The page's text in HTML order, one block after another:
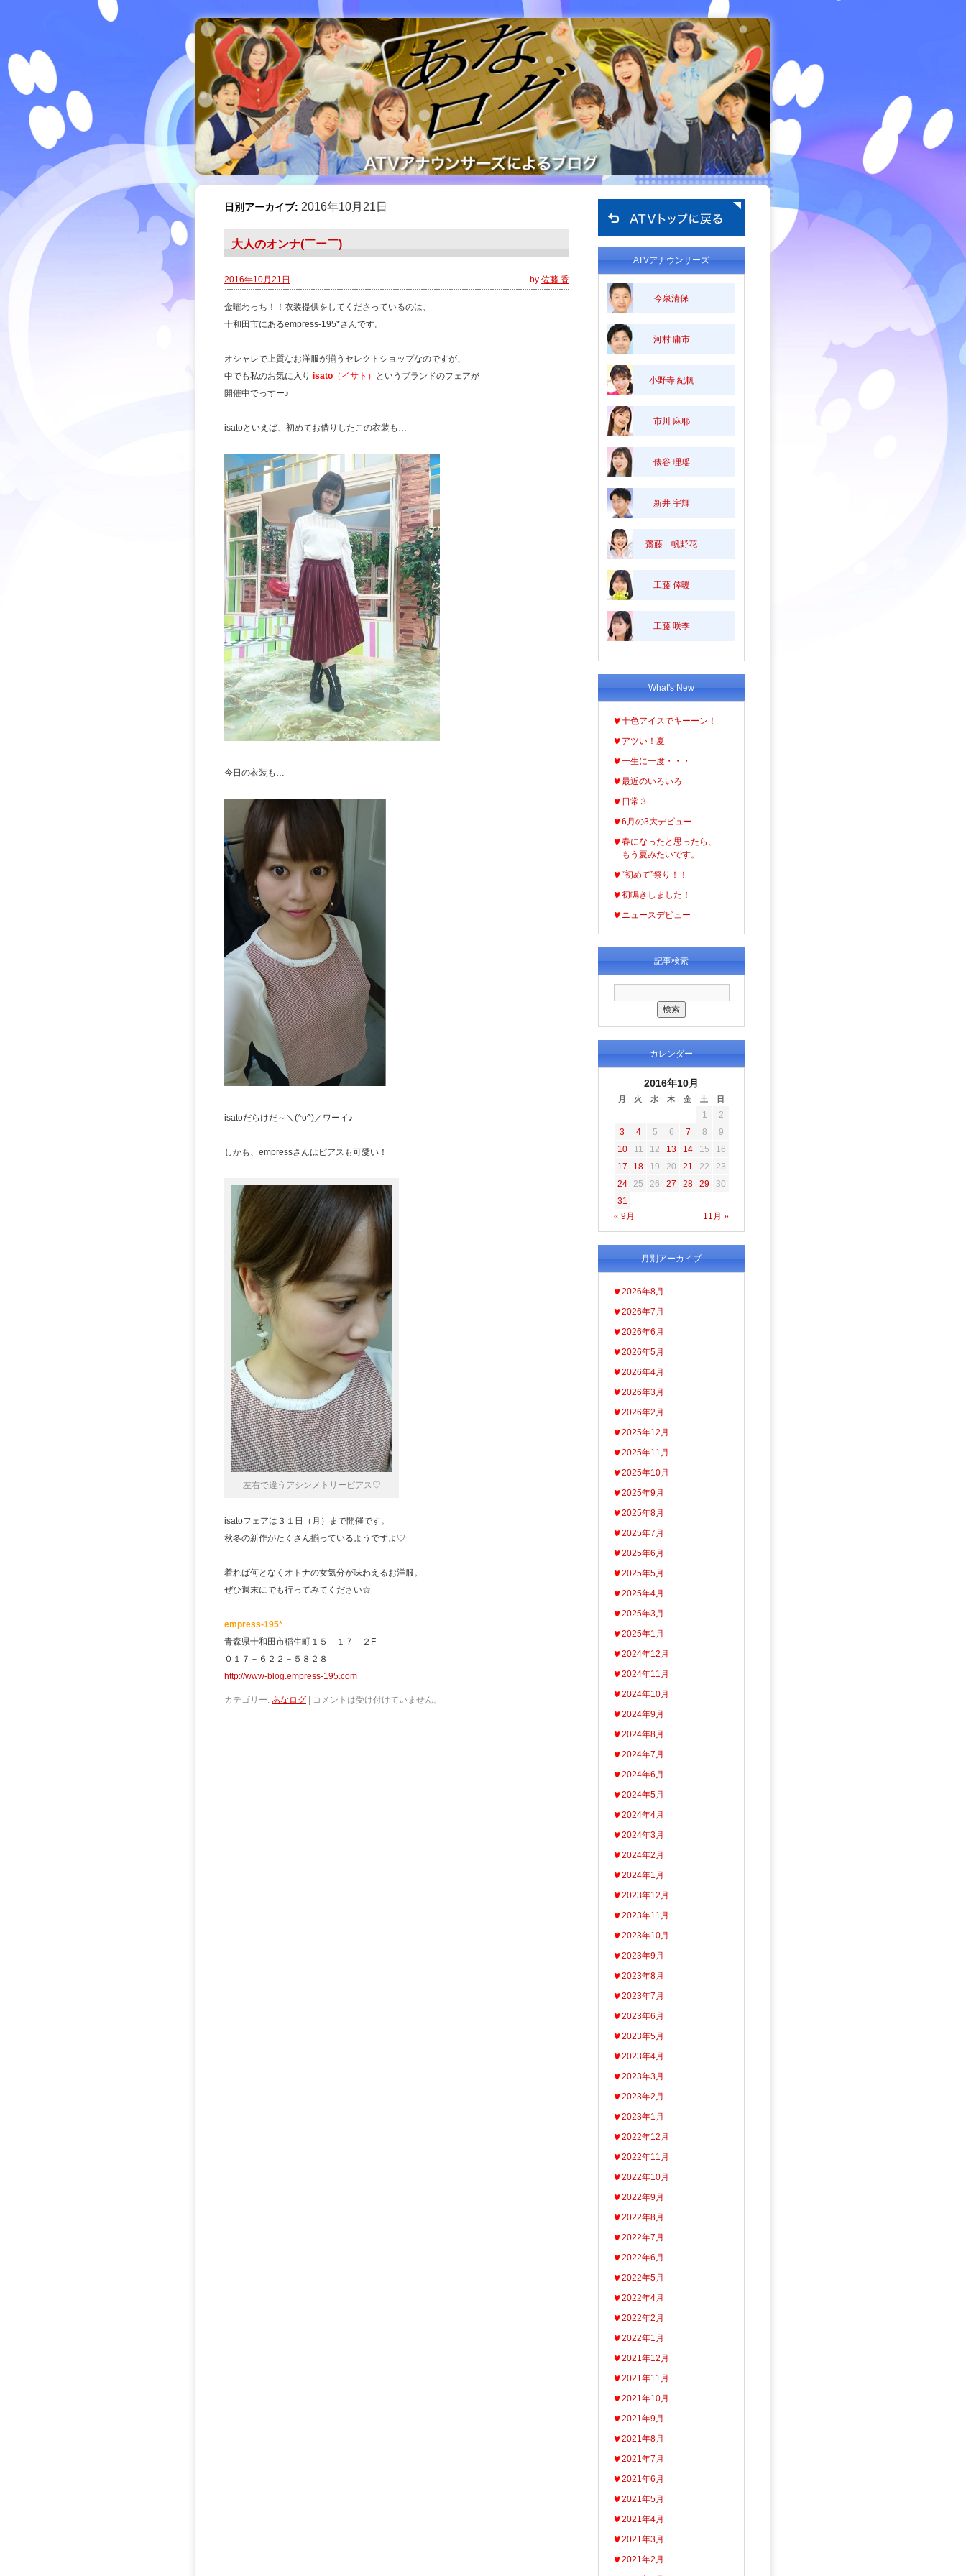
日別アーカイブ: 2016年10月21日
大人のオンナ(￣ー￣)
2016年10月21日 by 佐藤 香
金曜わっち！！衣装提供をしてくださっているのは、
十和田市にあるempress-195*さんです。
オシャレで上質なお洋服が揃うセレクトショップなのですが、
中でも私のお気に入り isato （イサト）
というブランドのフェアが
開催中でっすー♪
isatoといえば、初めてお借りしたこの衣装も…
今日の衣装も…
isatoだらけだ～＼(^o^)／ワーイ♪
しかも、empressさんはピアスも可愛い！
左右で違うアシンメトリーピアス♡
isatoフェアは３１日（月）まで開催です。
秋冬の新作がたくさん揃っているようですよ♡
着れば何となくオトナの女気分が味わえるお洋服。
ぜひ週末にでも行ってみてください☆
empress-195*
青森県十和田市稲生町１５－１７－２F
０１７－６２２－５８２８
http://www-blog.empress-195.com
カテゴリー: あなログ コメントは受け付けていません。
ATVアナウンサーズ
今泉清保
河村 庸市
小野寺 紀帆
市川 麻耶
俵谷 理瑶
新井 宇輝
齋藤 帆野花
工藤 倖暖
工藤 咲季
What's New
十色アイスでキーーン！
アツい！夏
一生に一度・・・
最近のいろいろ
日常３
6月の3大デビュー
春になったと思ったら、
もう夏みたいです。
“初めて”祭り！！
初鳴きしました！
ニュースデビュー
記事検索
カレンダー
2016年10月
月 火 水 木 金 土 日
« 9月 11月 »
1
2
3
4 5 6 7 8
9
10
11 12 13 14 15
16
17
18 19 20 21 22
23
24
25 26 27 28 29
30
31
月別アーカイブ
2026年8月
2026年7月
2026年6月
2026年5月
2026年4月
2026年3月
2026年2月
2025年12月
2025年11月
2025年10月
2025年9月
2025年8月
2025年7月
2025年6月
2025年5月
2025年4月
2025年3月
2025年1月
2024年12月
2024年11月
2024年10月
2024年9月
2024年8月
2024年7月
2024年6月
2024年5月
2024年4月
2024年3月
2024年2月
2024年1月
2023年12月
2023年11月
2023年10月
2023年9月
2023年8月
2023年7月
2023年6月
2023年5月
2023年4月
2023年3月
2023年2月
2023年1月
2022年12月
2022年11月
2022年10月
2022年9月
2022年8月
2022年7月
2022年6月
2022年5月
2022年4月
2022年2月
2022年1月
2021年12月
2021年11月
2021年10月
2021年9月
2021年8月
2021年7月
2021年6月
2021年5月
2021年4月
2021年3月
2021年2月